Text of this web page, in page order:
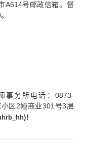
A614号邮政信箱。督
事务所电话：0873-
区2幢商业301号3层
)！